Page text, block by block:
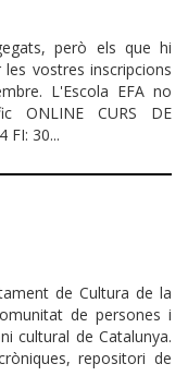
però els que hi
vostres inscripcions
L'Escola EFA no
ONLINE CURS DE
FI: 30...
de Cultura de la
de persones i
cultural de Catalunya.
repositori de